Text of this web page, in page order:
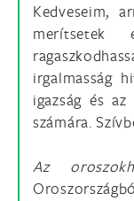
Kedveseim,
merítsetek
irgalmasság
igazság és
számára.
Az